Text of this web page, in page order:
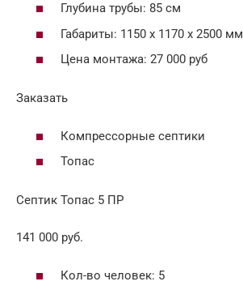
Глубина трубы: 85 см
Габариты: 1150 х 1170 х 2500 мм
Цена монтажа: 27 000 руб
Заказать
Компрессорные септики
Топас
Септик Топас 5 ПР
141 000 руб.
Кол-во человек: 5